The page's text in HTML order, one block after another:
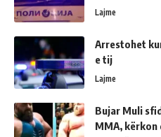
Lajme
Arrestohet
e tij
Lajme
Bujar Muli
MMA,